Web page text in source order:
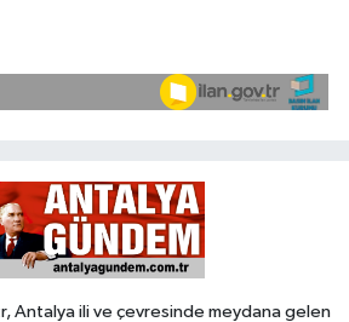
Antalya ili ve çevresinde meydana gelen